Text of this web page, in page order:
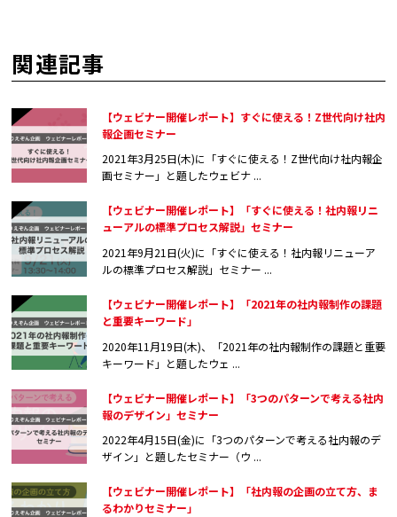
関連記事
【ウェビナー開催レポート】すぐに使える！Z世代向け社内
報企画セミナー
2021年3月25日(木)に「すぐに使える！Z世代向け社内報企
画セミナー」と題したウェビナ ...
【ウェビナー開催レポート】「すぐに使える！社内報リニ
ューアルの標準プロセス解説」セミナー
2021年9月21日(火)に「すぐに使える！社内報リニューア
ルの標準プロセス解説」セミナー ...
【ウェビナー開催レポート】「2021年の社内報制作の課題
と重要キーワード」
2020年11月19日(木)、「2021年の社内報制作の課題と重要
キーワード」と題したウェ ...
【ウェビナー開催レポート】「3つのパターンで考える社内
報のデザイン」セミナー
2022年4月15日(金)に「3つのパターンで考える社内報のデ
ザイン」と題したセミナー（ウ ...
【ウェビナー開催レポート】「社内報の企画の立て方、ま
るわかりセミナー」